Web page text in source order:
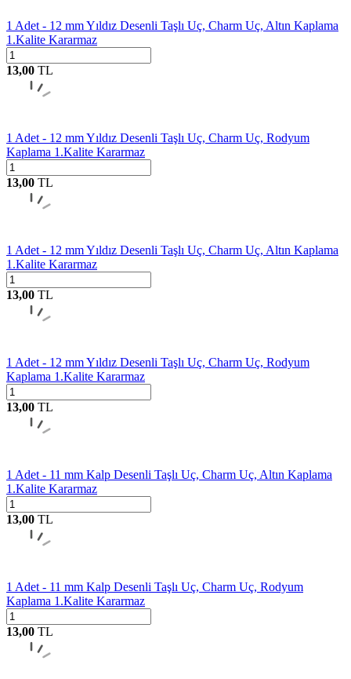
1 Adet - 12 mm Yıldız Desenli Taşlı Uç, Charm Uç, Altın Kaplama
1.Kalite Kararmaz
13,00 TL
1 Adet - 12 mm Yıldız Desenli Taşlı Uç, Charm Uç, Rodyum
Kaplama 1.Kalite Kararmaz
13,00 TL
1 Adet - 12 mm Yıldız Desenli Taşlı Uç, Charm Uç, Altın Kaplama
1.Kalite Kararmaz
13,00 TL
1 Adet - 12 mm Yıldız Desenli Taşlı Uç, Charm Uç, Rodyum
Kaplama 1.Kalite Kararmaz
13,00 TL
1 Adet - 11 mm Kalp Desenli Taşlı Uç, Charm Uç, Altın Kaplama
1.Kalite Kararmaz
13,00 TL
1 Adet - 11 mm Kalp Desenli Taşlı Uç, Charm Uç, Rodyum
Kaplama 1.Kalite Kararmaz
13,00 TL